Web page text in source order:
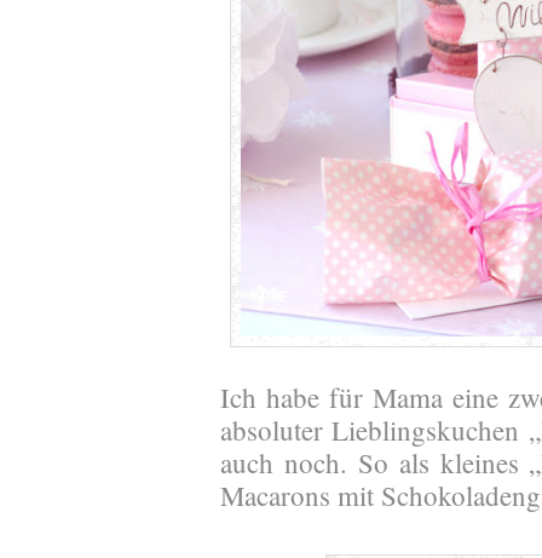
Ich habe für Mama eine
absoluter Lieblingskuchen
auch noch. So als kleines
Macarons mit